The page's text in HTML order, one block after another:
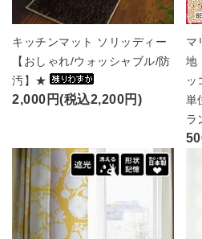
キッチンマット ソリッディー
【おしゃれ/ウォッシャブル/防
汚】★
2,000円(税込2,200円)
マ
地
ッ
単
ラ